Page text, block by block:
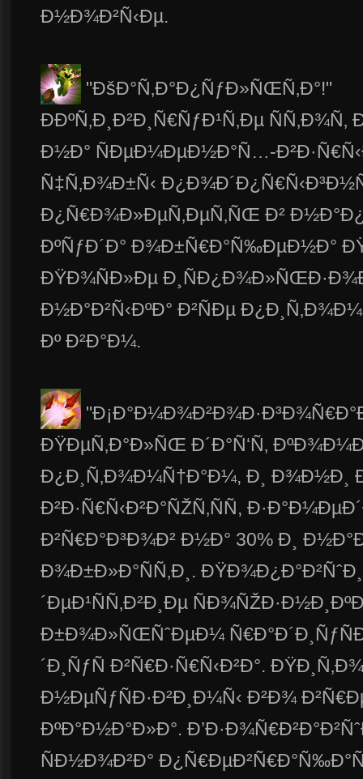
Ð½Ð¾Ð²Ñ‹Ðµ.
"ÐšÐ°Ñ‚Ð°Ð¿ÑƒÐ»ÑŒÑ‚Ð°!"
ÐÐºÑ‚Ð¸Ð²Ð¸Ñ€ÑƒÐ¹Ñ‚Ðµ
Ð½Ð° ÑÐµÐ¼ÐµÐ½Ð°Ñ…-
Ñ‡Ñ‚Ð¾Ð±Ñ‹
Ð¿Ñ€Ð¾Ð»ÐµÑ‚ÐµÑ‚ÑŒ Ð²
ÐºÑƒÐ´Ð° Ð¾Ð±Ñ€Ð°Ñ‰ÐµÐ½Ð°
ÐŸÐ¾ÑÐ»Ðµ
Ð½Ð°Ð²Ñ‹ÐºÐ° Ð²ÑÐµ
Ðº Ð²Ð°Ð¼.
ÐŸÐµÑ‚Ð°Ð»ÑŒ Ð´Ð°Ñ‘Ñ‚
Ð¿Ð¸Ñ‚Ð¾Ð¼Ñ†Ð°Ð¼, Ð¸ Ð¾Ð½Ð¸
Ð²Ð·Ñ€Ñ‹Ð²Ð°ÑŽÑ‚ÑÑ,
Ð²Ñ€Ð°Ð³Ð¾Ð² Ð½Ð° 30% Ð¸
Ð¾Ð±Ð»Ð°ÑÑ‚Ð¸.
´ÐµÐ¹ÑÑ‚Ð²Ð¸Ðµ ÑÐ¾ÑŽÐ·Ð½Ð¸ÐºÐ¸
Ð±Ð¾Ð»ÑŒÑˆÐµÐ¼
´Ð¸ÑƒÑ Ð²Ñ€Ð·Ñ€Ñ‹Ð²Ð°.
Ð½ÐµÑƒÑÐ·Ð²Ð¸Ð¼Ñ‹ Ð²Ð¾
ÐºÐ°Ð½Ð°Ð»Ð°.
ÑÐ½Ð¾Ð²Ð°